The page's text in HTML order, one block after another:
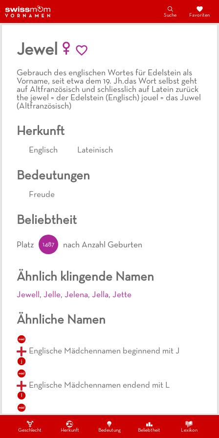
Geschlecht Herkunft Bedeutung Beliebtheit Lexikon
Suche Favoriten
Jewel
Gebrauch des englischen Wortes für Edelstein als
Vorname, seit etwa dem 19. Jh.das Wort selbst geht
auf Altfranzösisch und schliesslich auf Latein zurück
the jewel = der Edelstein (Englisch) jouel = das Juwel
(Altfranzösisch)
Herkunft
Englisch Lateinisch
Bedeutungen
Freude
Ähnlich klingende Namen
Jewell, Jelle, Jelena, Jella, Jette
Ähnliche Namen
mäd
j
Englische Mädchennamen beginnend mit J
mäd
Englische Mädchennamen endend mit L
mäd
Einsilbige, englische Mädchennamen
Beliebtheit
Platz 1487 nach Anzahl Geburten